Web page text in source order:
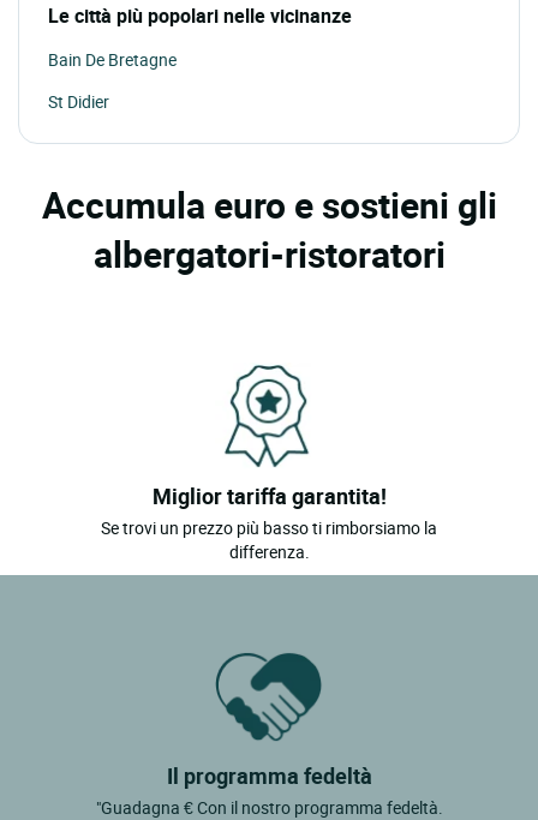
Le città più popolari nelle vicinanze
Bain De Bretagne
St Didier
Accumula euro e sostieni gli
albergatori-ristoratori
Miglior tariffa garantita!
Se trovi un prezzo più basso ti rimborsiamo la
differenza.
Il programma fedeltà
"Guadagna € Con il nostro programma fedeltà.